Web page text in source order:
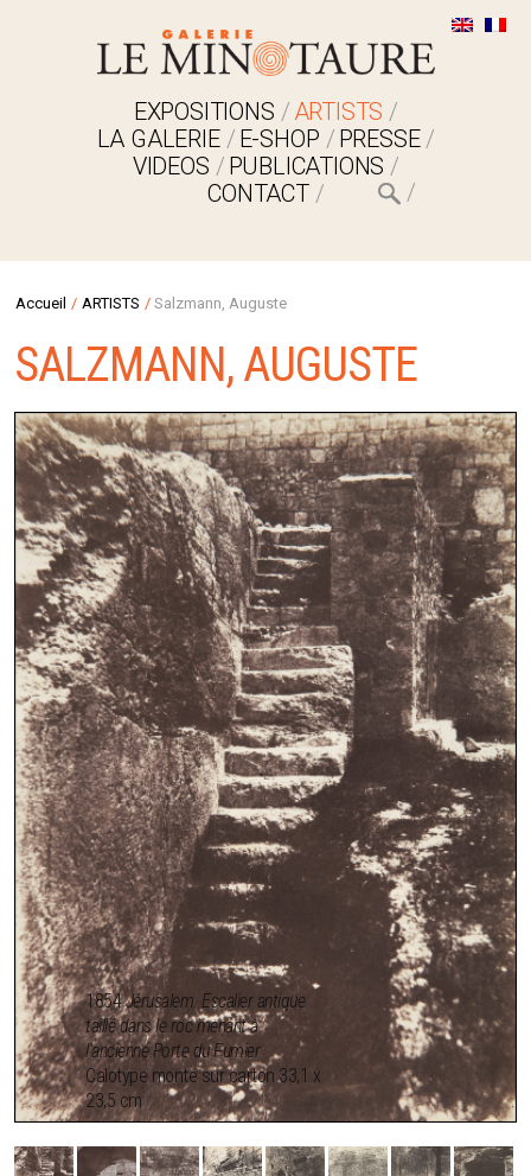
EXPOSITIONS
ARTISTS
LA GALERIE
E-SHOP
PRESSE
VIDEOS
PUBLICATIONS
CONTACT
Accueil / ARTISTS / Salzmann, Auguste
SALZMANN, AUGUSTE
1854Jérusalem. Escalier antique
taillé dans le roc menant à
l'ancienne Porte du Fumier
Calotype monté sur carton 33,1 x
23,5 cm